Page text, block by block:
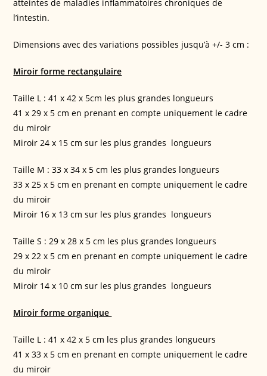
atteintes de maladies inflammatoires chroniques de
l’intestin.
Dimensions avec des variations possibles jusqu’à +/- 3 cm :
Miroir forme rectangulaire
Taille L : 41 x 42 x 5cm les plus grandes longueurs
41 x 29 x 5 cm en prenant en compte uniquement le cadre
du miroir
Miroir 24 x 15 cm sur les plus grandes longueurs
Taille M : 33 x 34 x 5 cm les plus grandes longueurs
33 x 25 x 5 cm en prenant en compte uniquement le cadre
du miroir
Miroir 16 x 13 cm sur les plus grandes longueurs
Taille S : 29 x 28 x 5 cm les plus grandes longueurs
29 x 22 x 5 cm en prenant en compte uniquement le cadre
du miroir
Miroir 14 x 10 cm sur les plus grandes longueurs
Miroir forme organique
Taille L : 41 x 42 x 5 cm les plus grandes longueurs
41 x 33 x 5 cm en prenant en compte uniquement le cadre
du miroir